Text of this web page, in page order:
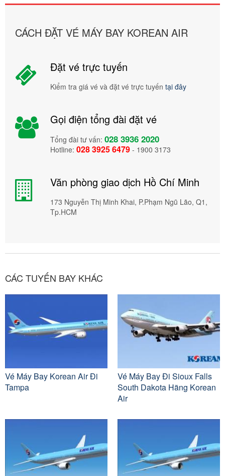
CÁCH ĐẶT VÉ MÁY BAY KOREAN AIR
Đặt vé trực tuyến
Kiểm tra giá vé và đặt vé trực tuyến tại đây
Gọi điện tổng đài đặt vé
Tổng đài tư vấn: 028 3936 2020
Hotline: 028 3925 6479 - 1900 3173
Văn phòng giao dịch Hồ Chí Minh
173 Nguyễn Thị Minh Khai, P.Phạm Ngũ Lão, Q1,
Tp.HCM
CÁC TUYẾN BAY KHÁC
Vé Máy Bay Korean Air Đi
Tampa
Vé Máy Bay Đi Sioux Falls
South Dakota Hãng Korean
Air